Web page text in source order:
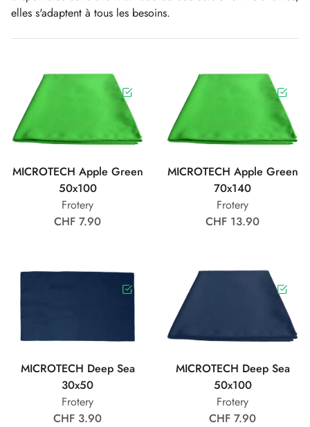
elles s'adaptent à tous les besoins.
MICROTECH Apple Green
50x100
Frotery
CHF 7.90
MICROTECH Apple Green
70x140
Frotery
CHF 13.90
MICROTECH Deep Sea
30x50
Frotery
CHF 3.90
MICROTECH Deep Sea
50x100
Frotery
CHF 7.90